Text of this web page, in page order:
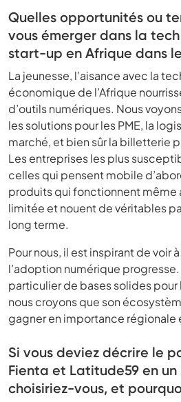
Quelles opportunités ou
vous émerger dans la tech
start-up en Afrique dans
La jeunesse, l’aisance avec la
économique de l’Afrique
d’outils numériques. Nous
les solutions pour les PME, la
marché, et bien sûr la billetterie
Les entreprises les plus
celles qui pensent mobile
produits qui fonctionnent même
limitée et nouent de véritables
long terme.
Pour nous, il est inspirant de voir
l’adoption numérique
particulier de bases solides pour
nous croyons que son
gagner en importance régionale
Si vous deviez décrire le
Fienta et Latitude59 en
choisiriez-vous, et